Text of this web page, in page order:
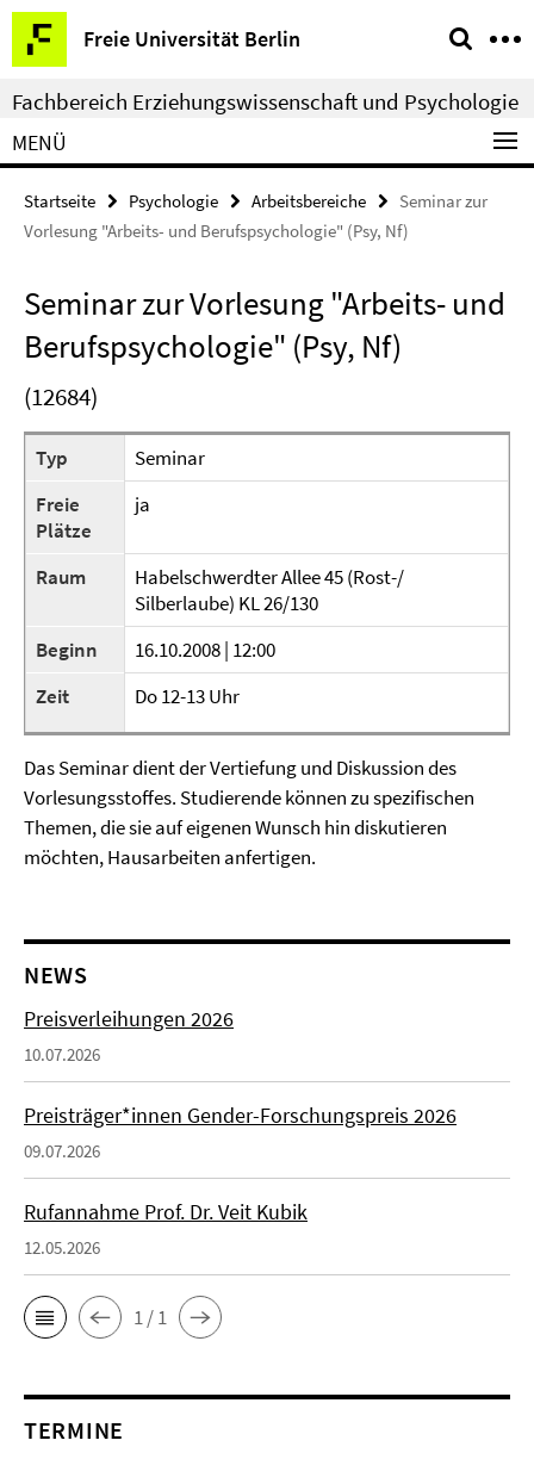
Springe
direkt
zu
Inhalt
Freie Universität Berlin
Service-
Navigation
Fachbereich Erziehungswissenschaft und Psychologie
MENÜ
Startseite Psychologie Arbeitsbereiche
Seminar zur
Vorlesung "Arbeits- und Berufspsychologie" (Psy, Nf)
Seminar zur Vorlesung "Arbeits- und
Berufspsychologie" (Psy, Nf)
(12684)
Typ
Seminar
Freie
Plätze
ja
Raum
Habelschwerdter Allee 45 (Rost-/
Silberlaube) KL 26/130
Beginn
16.10.2008 | 12:00
Zeit
Do 12-13 Uhr
Das Seminar dient der Vertiefung und Diskussion des
Vorlesungsstoffes. Studierende können zu spezifischen
Themen, die sie auf eigenen Wunsch hin diskutieren
möchten, Hausarbeiten anfertigen.
NEWS
Preisverleihungen 2026
10.07.2026
Preisträger*innen Gender-Forschungspreis 2026
09.07.2026
Rufannahme Prof. Dr. Veit Kubik
12.05.2026
1 / 1
TERMINE